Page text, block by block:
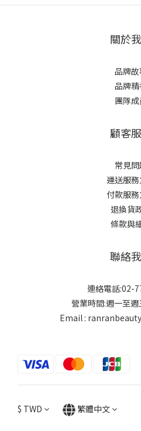
關於
品牌故
品牌
團隊成
顧客
常見問
運送服
付款服
退換貨
條款與
聯絡
連絡電話:02-
營業時間:週一至
Email :
$ TWD 繁體中文